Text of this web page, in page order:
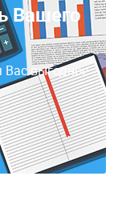
Вашего
Вас выгодное